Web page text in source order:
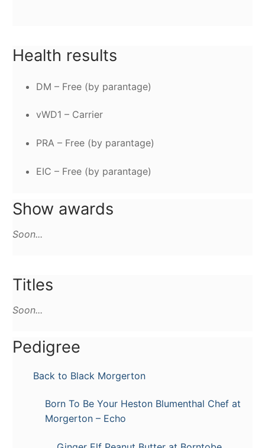
Health results
DM – Free (by parantage)
vWD1 – Carrier
PRA – Free (by parantage)
EIC – Free (by parantage)
Show awards
Soon...
Titles
Soon...
Pedigree
Back to Black Morgerton
Born To Be Your Heston Blumenthal Chef at
Morgerton – Echo